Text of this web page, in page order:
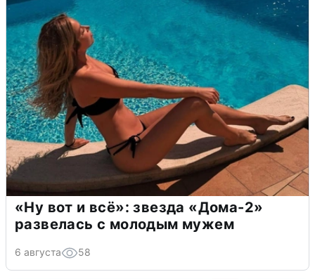
«Ну вот и всё»: звезда «Дома-2»
развелась с молодым мужем
6 августа 58